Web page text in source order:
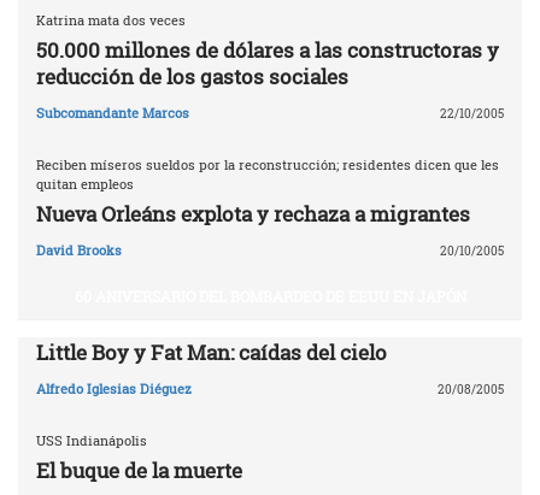
Katrina mata dos veces
50.000 millones de dólares a las constructoras y
reducción de los gastos sociales
Subcomandante Marcos 22/10/2005
Reciben míseros sueldos por la reconstrucción; residentes dicen que les
quitan empleos
Nueva Orleáns explota y rechaza a migrantes
David Brooks 20/10/2005
Little Boy y Fat Man: caídas del cielo
Alfredo Iglesias Diéguez 20/08/2005
USS Indianápolis
El buque de la muerte